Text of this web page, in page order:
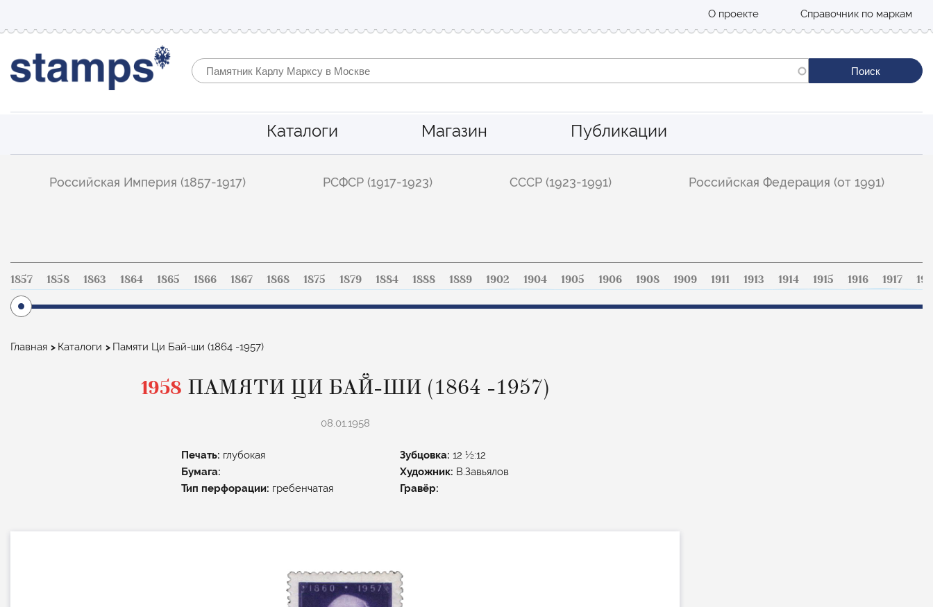
О проекте Справочник по маркам
Каталоги Магазин Публикации
Российская Империя (1857-1917) РСФСР (1917-1923) СССР (1923-1991) Российская Федерация (от 1991)
1857 1858 1863 1864 1865 1866 1867 1868 1875 1879 1884 1888 1889 1902 1904 1905 1906 1908 1909 1911 1913 1914 1915 1916 1917
Строка
Главная Каталоги Памяти Ци Бай-ши (1864 -1957)
1958 ПАМЯТИ ЦИ БАЙ-ШИ (1864 -1957)
08.01.1958
Печать: глубокая
Бумага:
Тип перфорации: гребенчатая
Зубцовка:12 ½:12
Художник: В.Завьялов
Гравёр: